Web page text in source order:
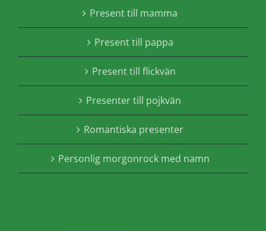
Present till mamma
Present till pappa
Present till flickvän
Presenter till pojkvän
Romantiska presenter
Personlig morgonrock med namn